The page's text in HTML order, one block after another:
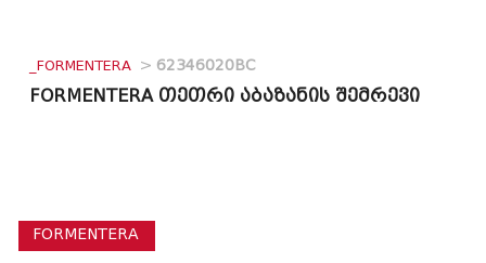
_FORMENTERA > 62346020BC
FORMENTERA თეთრი აბაზანის შემრევი
FORMENTERA